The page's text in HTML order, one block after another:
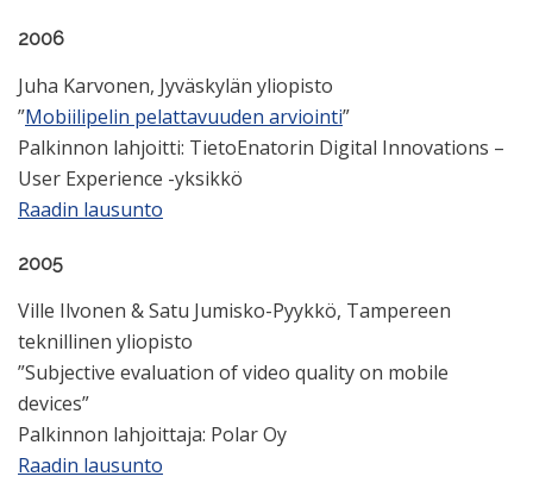
2006
Juha Karvonen, Jyväskylän yliopisto
”Mobiilipelin pelattavuuden arviointi”
Palkinnon lahjoitti: TietoEnatorin Digital Innovations –
User Experience -yksikkö
Raadin lausunto
2005
Ville Ilvonen & Satu Jumisko-Pyykkö, Tampereen
teknillinen yliopisto
”Subjective evaluation of video quality on mobile
devices”
Palkinnon lahjoittaja: Polar Oy
Raadin lausunto